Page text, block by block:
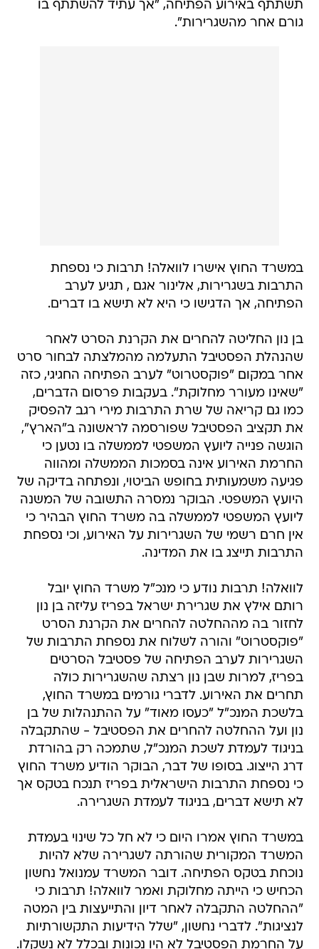
תשתתף באירוע הפתיחה, "אך עתיד להשתתף בו
גורם אחר מהשגרירות".
במשרד החוץ אישרו לוואלה! תרבות כי נספחת
התרבות בשגרירות, אלינור אגם , תגיע לערב
הפתיחה, אך הדגישו כי היא לא תישא בו דברים.
בן נון החליטה להחרים את הקרנת הסרט לאחר
שהנהלת הפסטיבל התעלמה מהמלצתה לבחור סרט
אחר במקום "פוקסטרוט" לערב הפתיחה החגיגי, כזה
"שאינו מעורר מחלוקת". בעקבות פרסום הדברים,
כמו גם קריאה של שרת התרבות מירי רגב להפסיק
את תקציב הפסטיבל שפורסמה לראשונה ב"הארץ",
הוגשה פנייה ליועץ המשפטי לממשלה בו נטען כי
החרמת האירוע אינה בסמכות הממשלה ומהווה
פגיעה משמעותית בחופש הביטוי, ונפתחה בדיקה של
היועץ המשפטי. הבוקר נמסרה התשובה של המשנה
ליועץ המשפטי לממשלה בה משרד החוץ הבהיר כי
אין חרם רשמי של השגרירות על האירוע, וכי נספחת
התרבות תייצג בו את המדינה.
לוואלה! תרבות נודע כי מנכ"ל משרד החוץ יובל
רותם אילץ את שגרירת ישראל בפריז עליזה בן נון
לחזור בה מההחלטה להחרים את הקרנת הסרט
"פוקסטרוט" והורה לשלוח את נספחת התרבות של
השגרירות לערב הפתיחה של פסטיבל הסרטים
בפריז, למרות שבן נון רצתה שהשגרירות כולה
תחרים את האירוע. לדברי גורמים במשרד החוץ,
בלשכת המנכ"ל "כעסו מאוד" על ההתנהלות של בן
נון ועל ההחלטה להחרים את הפסטיבל - שהתקבלה
בניגוד לעמדת לשכת המנכ"ל, שתמכה רק בהורדת
דרג הייצוג. בסופו של דבר, הבוקר הודיע משרד החוץ
כי נספחת התרבות הישראלית בפריז תנכח בטקס אך
לא תישא דברים, בניגוד לעמדת השגרירה.
במשרד החוץ אמרו היום כי לא חל כל שינוי בעמדת
המשרד המקורית שהורתה לשגרירה שלא להיות
נוכחת בטקס הפתיחה. דובר המשרד עמנואל נחשון
הכחיש כי הייתה מחלוקת ואמר לוואלה! תרבות כי
"ההחלטה התקבלה לאחר דיון והתייעצות בין המטה
לנציגות". לדברי נחשון, "שלל הידיעות התקשורתיות
על החרמת הפסטיבל לא היו נכונות ובכלל לא נשקלו.